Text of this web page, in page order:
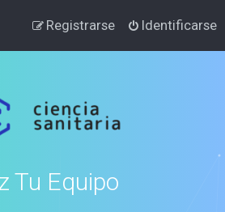
Identificarse
Registrarse
Tu Equipo